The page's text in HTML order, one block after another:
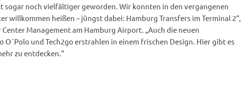
sogar noch vielfältiger geworden. Wir konnten in den vergangenen
willkommen heißen – jüngst dabei: Hamburg Transfers im Terminal 2“,
Management am Hamburg Airport. „Auch die neuen
O´Polo und Tech2go erstrahlen in einem frischen Design. Hier gibt es
zu entdecken.“